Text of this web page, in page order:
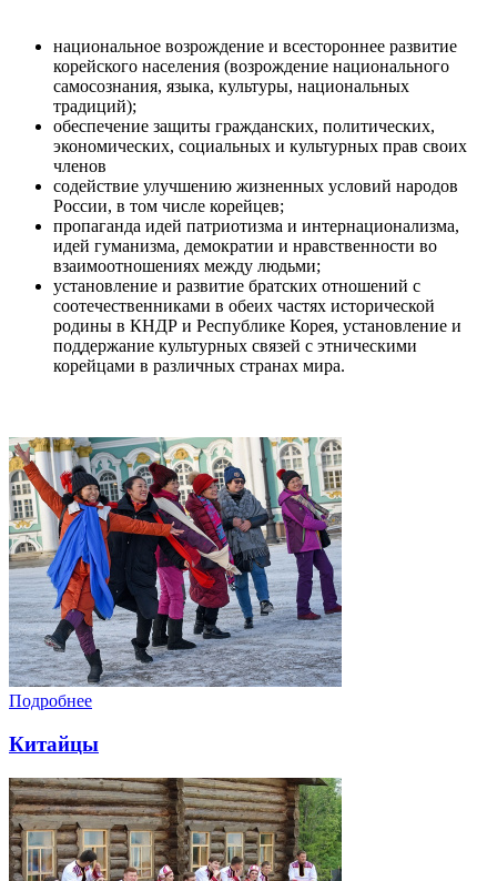
национальное возрождение и всестороннее развитие
корейского населения (возрождение национального
самосознания, языка, культуры, национальных
традиций);
обеспечение защиты гражданских, политических,
экономических, социальных и культурных прав своих
членов
содействие улучшению жизненных условий народов
России, в том числе корейцев;
пропаганда идей патриотизма и интернационализма,
идей гуманизма, демократии и нравственности во
взаимоотношениях между людьми;
установление и развитие братских отношений с
соотечественниками в обеих частях исторической
родины в КНДР и Республике Корея, установление и
поддержание культурных связей с этническими
корейцами в различных странах мира.
Подробнее
Китайцы